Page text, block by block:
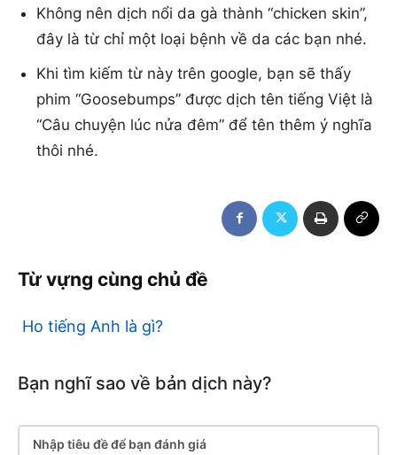
Không nên dịch nổi da gà thành “chicken skin”,
đây là từ chỉ một loại bệnh về da các bạn nhé.
Khi tìm kiếm từ này trên google, bạn sẽ thấy
phim “Goosebumps” được dịch tên tiếng Việt là
“Câu chuyện lúc nửa đêm” để tên thêm ý nghĩa
thôi nhé.
Từ vựng cùng chủ đề
Ho tiếng Anh là gì?
Bạn nghĩ sao về bản dịch này?